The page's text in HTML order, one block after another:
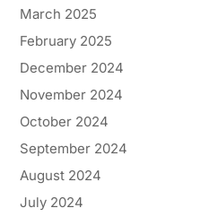
March 2025
February 2025
December 2024
November 2024
October 2024
September 2024
August 2024
July 2024